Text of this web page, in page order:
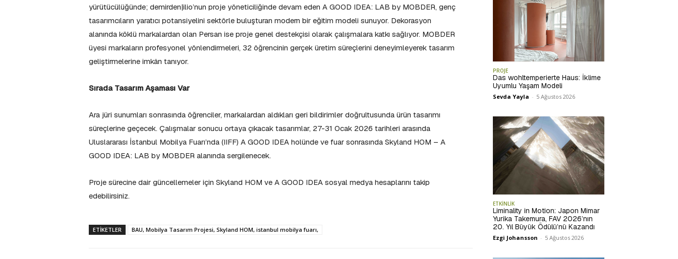
yürütücülüğünde; demirden|ilio’nun proje yöneticiliğinde devam eden A GOOD IDEA: LAB by MOBDER, genç
tasarımcıların yaratıcı potansiyelini sektörle buluşturan modern bir eğitim modeli sunuyor. Dekorasyon
alanında köklü markalardan olan Persan ise proje genel destekçisi olarak çalışmalara katkı sağlıyor. MOBDER
üyesi markaların profesyonel yönlendirmeleri, 32 öğrencinin gerçek üretim süreçlerini deneyimleyerek tasarım
geliştirmelerine imkân tanıyor.
Sırada Tasarım Aşaması Var
Ara jüri sunumları sonrasında öğrenciler, markalardan aldıkları geri bildirimler doğrultusunda ürün tasarımı
süreçlerine geçecek. Çalışmalar sonucu ortaya çıkacak tasarımlar, 27-31 Ocak 2026 tarihleri arasında
Uluslararası İstanbul Mobilya Fuarı’nda (IIFF) A GOOD IDEA holünde ve fuar sonrasında Skyland HOM – A
GOOD IDEA: LAB by MOBDER alanında sergilenecek.
Proje sürecine dair güncellemeler için Skyland HOM ve A GOOD IDEA sosyal medya hesaplarını takip
edebilirsiniz.
ETIKETLER BAU, Mobilya Tasarım Projesi, Skyland HOM, istanbul mobilya fuarı,
PROJE
Das wohltemperierte Haus: İklime
Uyumlu Yaşam Modeli
Sevda Yayla - 5 Ağustos 2026
ETKİNLİK
Liminality in Motion: Japon Mimar
Yurika Takemura, FAV 2026’nın
20. Yıl Büyük Ödülü’nü Kazandı
Ezgi Johansson - 5 Ağustos 2026